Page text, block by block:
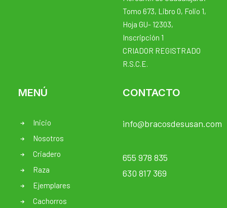
Tomo 673, Libro 0, Folio 1,
Hoja GU- 12303,
Inscripción 1
CRIADOR REGISTRADO
R.S.C.E.
MENÚ
Inicio
Nosotros
Criadero
Raza
Ejemplares
Cachorros
CONTACTO
info@bracosdesusan.com
655 978 835
630 817 369